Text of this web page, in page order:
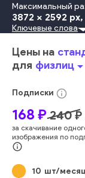
Максимальный
3872 x 2592 px
Красота Лето
Окружающая
Весна
Космос
Стратосфера
яркий
сцена
высокий
облачный
Ключевые слова
Цены на
для физлиц
Подписки info_outline
168 ₽ 240₽
за скачивание
изображения по
info_outline
10 шт/